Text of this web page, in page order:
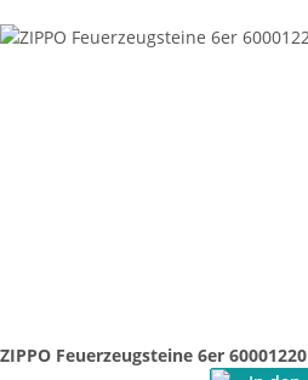
ZIPPO Feuerzeugsteine 6er 60001220